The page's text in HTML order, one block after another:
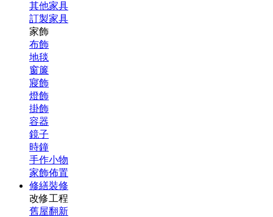
其他家具
訂製家具
家飾
布飾
地毯
窗簾
寢飾
燈飾
掛飾
容器
鏡子
時鐘
手作小物
家飾佈置
修繕裝修
改修工程
舊屋翻新